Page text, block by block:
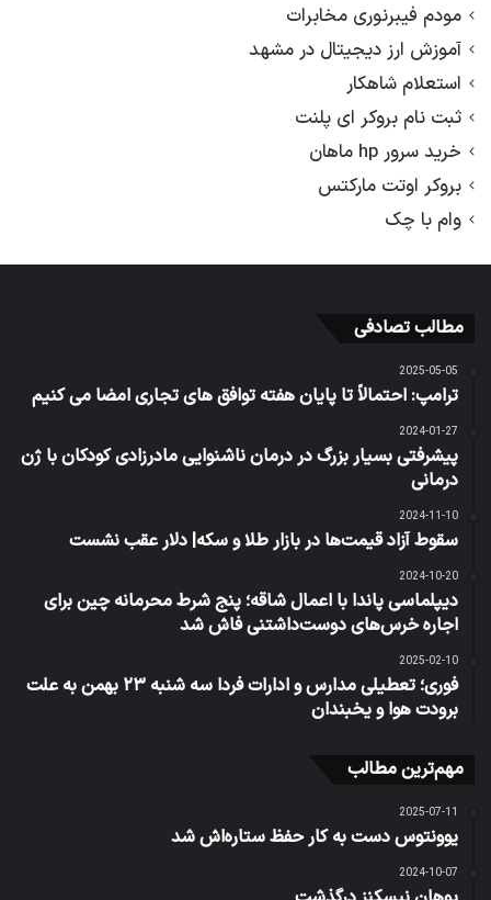
مودم فیبرنوری مخابرات
آموزش ارز دیجیتال در مشهد
استعلام شاهکار
ثبت نام بروکر ای پلنت
خرید سرور hp ماهان
بروکر اوتت مارکتس
وام با چک
مطالب تصادفی
2025-05-05
ترامپ: احتمالاً تا پایان هفته توافق های تجاری امضا می کنیم
2024-01-27
پیشرفتی بسیار بزرگ در درمان ناشنوایی مادرزادی کودکان با ژن
درمانی
2024-11-10
سقوط آزاد قیمت‌ها در بازار طلا و سکه| دلار عقب نشست
2024-10-20
دیپلماسی پاندا با اعمال شاقه؛ پنج شرط محرمانه چین برای
اجاره خرس‌های دوست‌داشتنی فاش شد
2025-02-10
فوری؛ تعطیلی مدارس و ادارات فردا سه شنبه ۲۳ بهمن به علت
برودت هوا و یخبندان
مهم‌ترین مطالب
2025-07-11
یوونتوس دست به کار حفظ ستاره‌اش شد
2024-10-07